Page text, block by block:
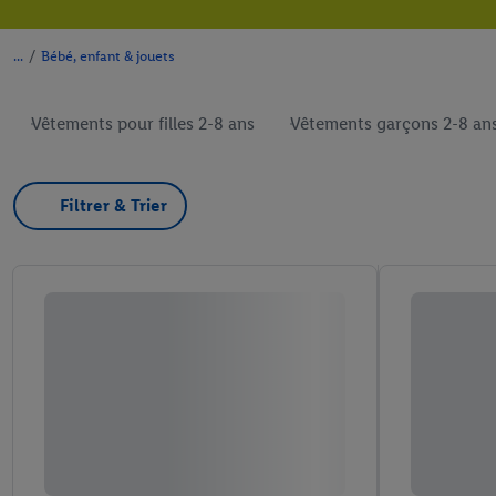
/ Bébé, enfant & jouets
Vêtements pour filles 2-8 ans Vêtements garçons 2-8
Filtrer & Trier